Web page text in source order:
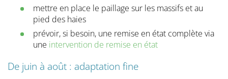
mettre en place le paillage sur les massifs et au
pied des haies
prévoir, si besoin, une remise en état complète via
une intervention de remise en état
De juin à août : adaptation fine